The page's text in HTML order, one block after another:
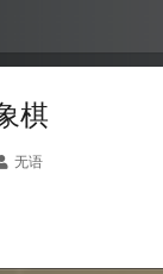
棋
无语